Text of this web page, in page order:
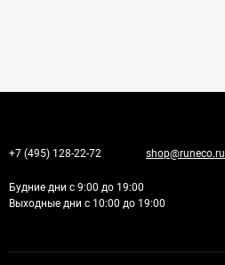
+7 (495) 128-22-72 shop@runeco.ru
Будние дни с 9:00 до 19:00
Выходные дни с 10:00 до 19:00